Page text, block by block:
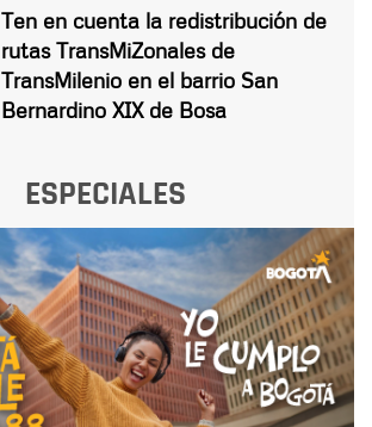
Ten en cuenta la redistribución de
rutas TransMiZonales de
TransMilenio en el barrio San
Bernardino XIX de Bosa
ESPECIALES